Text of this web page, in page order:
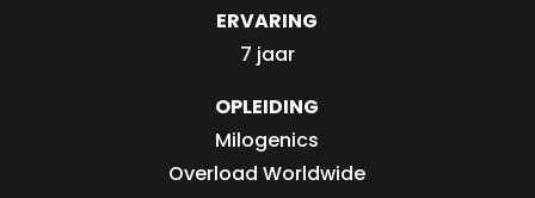
ERVARING
7 jaar
OPLEIDING
Milogenics
Overload Worldwide